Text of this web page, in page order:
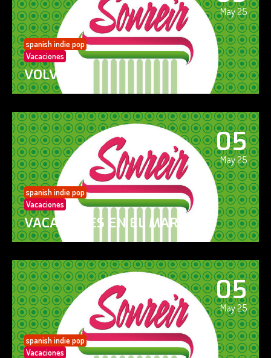
May 25
spanish indie pop
Vacaciones
VOLVERÁS
05
May 25
spanish indie pop
Vacaciones
VACACIONES EN EL MAR
05
May 25
spanish indie pop
Vacaciones